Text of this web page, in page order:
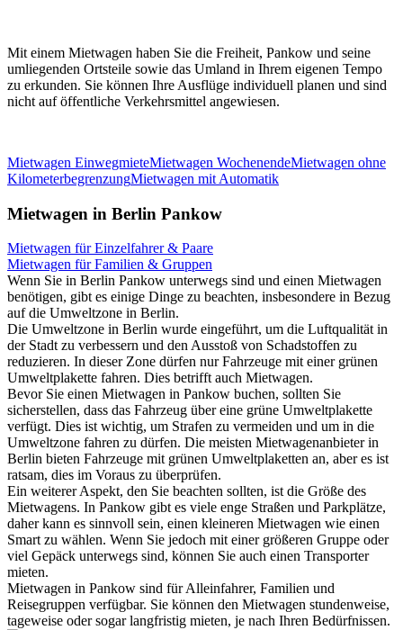
Mit einem Mietwagen haben Sie die Freiheit, Pankow und seine
umliegenden Ortsteile sowie das Umland in Ihrem eigenen Tempo
zu erkunden. Sie können Ihre Ausflüge individuell planen und sind
nicht auf öffentliche Verkehrsmittel angewiesen.
Mietwagen EinwegmieteMietwagen WochenendeMietwagen ohne
KilometerbegrenzungMietwagen mit Automatik
Mietwagen in Berlin Pankow
Mietwagen für Einzelfahrer & Paare
Mietwagen für Familien & Gruppen
Wenn Sie in Berlin Pankow unterwegs sind und einen Mietwagen
benötigen, gibt es einige Dinge zu beachten, insbesondere in Bezug
auf die Umweltzone in Berlin.
Die Umweltzone in Berlin wurde eingeführt, um die Luftqualität in
der Stadt zu verbessern und den Ausstoß von Schadstoffen zu
reduzieren. In dieser Zone dürfen nur Fahrzeuge mit einer grünen
Umweltplakette fahren. Dies betrifft auch Mietwagen.
Bevor Sie einen Mietwagen in Pankow buchen, sollten Sie
sicherstellen, dass das Fahrzeug über eine grüne Umweltplakette
verfügt. Dies ist wichtig, um Strafen zu vermeiden und um in die
Umweltzone fahren zu dürfen. Die meisten Mietwagenanbieter in
Berlin bieten Fahrzeuge mit grünen Umweltplaketten an, aber es ist
ratsam, dies im Voraus zu überprüfen.
Ein weiterer Aspekt, den Sie beachten sollten, ist die Größe des
Mietwagens. In Pankow gibt es viele enge Straßen und Parkplätze,
daher kann es sinnvoll sein, einen kleineren Mietwagen wie einen
Smart zu wählen. Wenn Sie jedoch mit einer größeren Gruppe oder
viel Gepäck unterwegs sind, können Sie auch einen Transporter
mieten.
Mietwagen in Pankow sind für Alleinfahrer, Familien und
Reisegruppen verfügbar. Sie können den Mietwagen stundenweise,
tageweise oder sogar langfristig mieten, je nach Ihren Bedürfnissen.